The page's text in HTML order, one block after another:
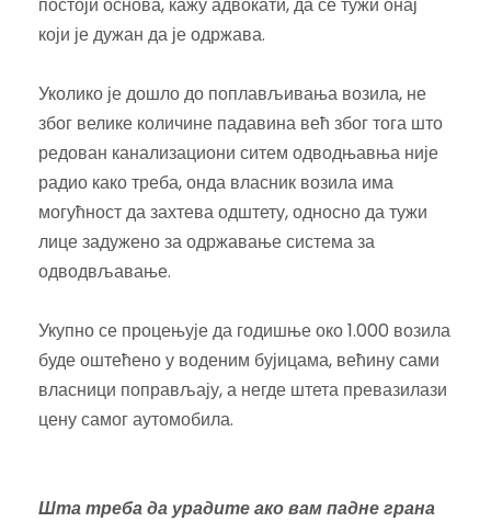
који је дужан да је одржава.
Уколико је дошло до поплављивања возила, не
због велике количине падавина већ због тога што
редован канализациони ситем одводњавња није
радио како треба, онда власник возила има
могућност да захтева одштету, односно да тужи
лице задужено за одржавање система за
одводвљавање.
Укупно се процењује да годишње око 1.000 возила
буде оштећено у воденим бујицама, већину сами
власници поправљају, а негде штета превазилази
цену самог аутомобила.
Шта треба да урадите ако вам падне грана